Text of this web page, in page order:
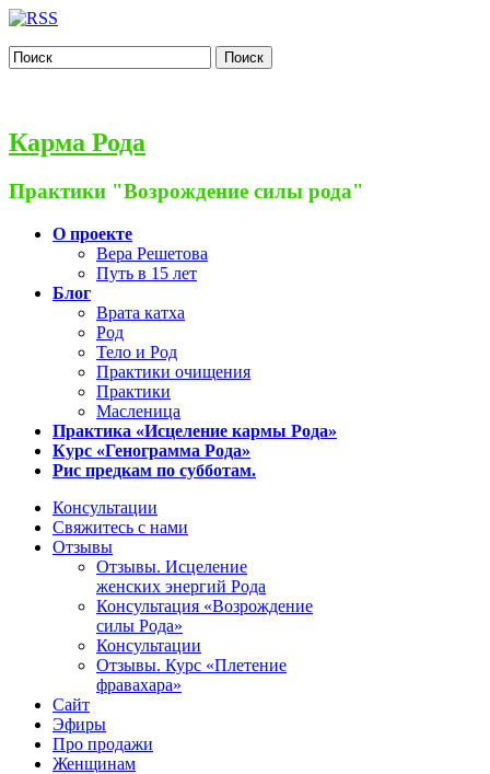
Поиск
Карма Рода
Практики "Возрождение силы рода"
О проекте
Вера Решетова
Путь в 15 лет
Блог
Врата катха
Род
Тело и Род
Практики очищения
Практики
Масленица
Практика «Исцеление кармы Рода»
Курс «Генограмма Рода»
Рис предкам по субботам.
Консультации
Свяжитесь с нами
Отзывы
Отзывы. Исцеление
женских энергий Рода
Консультация «Возрождение
силы Рода»
Консультации
Отзывы. Курс «Плетение
фравахара»
Сайт
Эфиры
Про продажи
Женщинам